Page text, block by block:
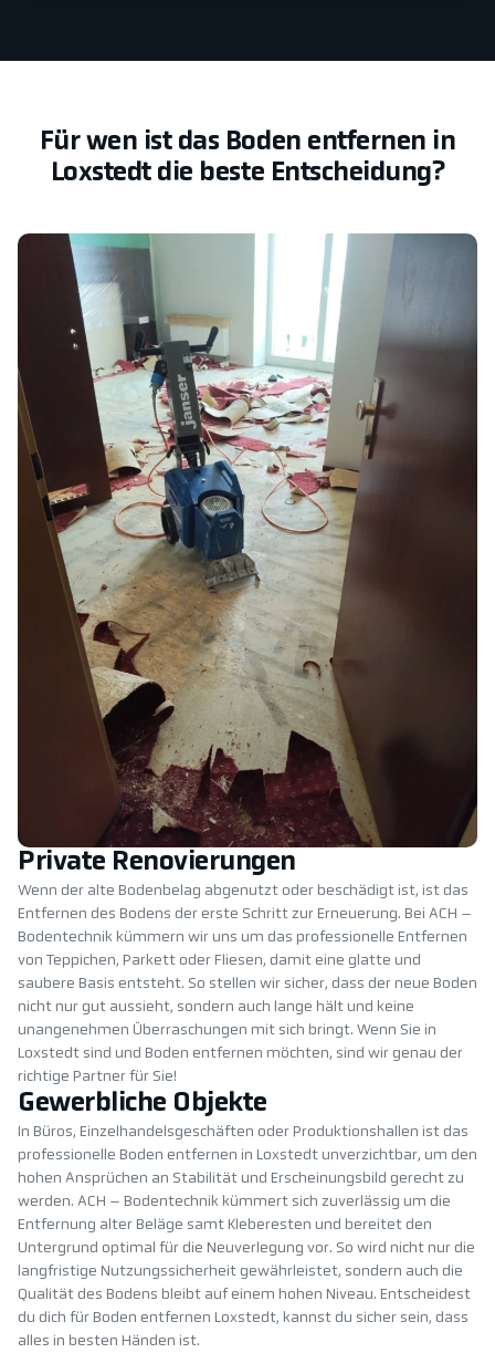
Für wen ist das Boden entfernen in
Loxstedt die beste Entscheidung?
Private Renovierungen
Wenn der alte Bodenbelag abgenutzt oder beschädigt ist, ist das
Entfernen des Bodens der erste Schritt zur Erneuerung. Bei ACH –
Bodentechnik kümmern wir uns um das professionelle Entfernen
von Teppichen, Parkett oder Fliesen, damit eine glatte und
saubere Basis entsteht. So stellen wir sicher, dass der neue Boden
nicht nur gut aussieht, sondern auch lange hält und keine
unangenehmen Überraschungen mit sich bringt. Wenn Sie in
Loxstedt sind und Boden entfernen möchten, sind wir genau der
richtige Partner für Sie!
Gewerbliche Objekte
In Büros, Einzelhandelsgeschäften oder Produktionshallen ist das
professionelle Boden entfernen in Loxstedt unverzichtbar, um den
hohen Ansprüchen an Stabilität und Erscheinungsbild gerecht zu
werden. ACH – Bodentechnik kümmert sich zuverlässig um die
Entfernung alter Beläge samt Kleberesten und bereitet den
Untergrund optimal für die Neuverlegung vor. So wird nicht nur die
langfristige Nutzungssicherheit gewährleistet, sondern auch die
Qualität des Bodens bleibt auf einem hohen Niveau. Entscheidest
du dich für Boden entfernen Loxstedt, kannst du sicher sein, dass
alles in besten Händen ist.